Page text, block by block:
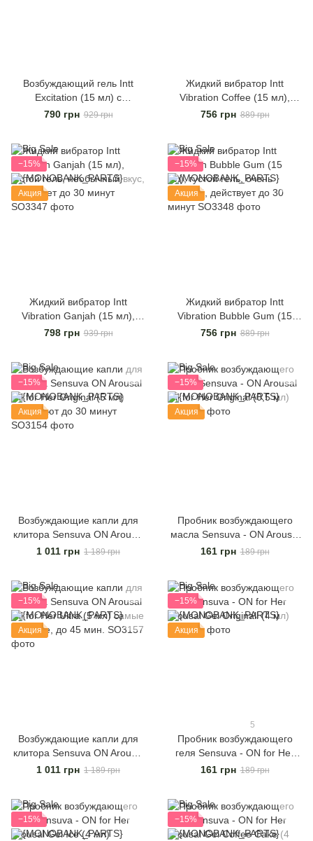
Возбуждающий гель Intt
Excitation (15 мл) с
экстрактом женьшеня, с
790 грн 929 грн
Жидкий вибратор Intt
Vibration Coffee (15 мл),
густой гель, очень вкусный,
756 грн 889 грн
−15%
Акция
Жидкий вибратор Intt
Vibration Ganjah (15 мл),
густой гель, необычный вкус,
798 грн 939 грн
−15%
Акция
Жидкий вибратор Intt
Vibration Bubble Gum (15
мл), густой гель, очень
756 грн 889 грн
−15%
Акция
Возбуждающие капли для
клитора Sensuva ON Arousal
Oil for Her Original (5 мл)
1 011 грн 1 189 грн
−15%
Акция
Пробник возбуждающего
масла Sensuva - ON Arousal
Oil for Her Original (0,5 мл)
161 грн 189 грн
−15%
Акция
Возбуждающие капли для
клитора Sensuva ON Arousal
Oil for Her Ultra (5 мл) самые
1 011 грн 1 189 грн
−15%
Акция
5
Пробник возбуждающего
геля Sensuva - ON for Her
Arousal Gel Originall (4 мл)
161 грн 189 грн
−15% −15%